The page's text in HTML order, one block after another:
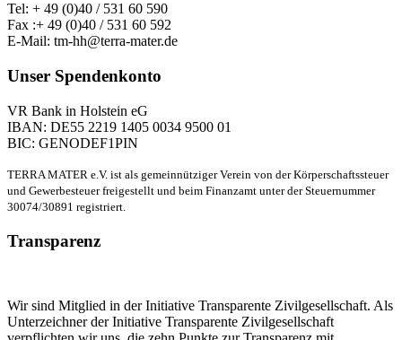
Tel: + 49 (0)40 / 531 60 590
Fax :+ 49 (0)40 / 531 60 592
E-Mail: tm-hh@terra-mater.de
Unser Spendenkonto
VR Bank in Holstein eG
IBAN: DE55 2219 1405 0034 9500 01
BIC: GENODEF1PIN
TERRA MATER e.V. ist als gemeinnütziger Verein von der Körperschaftssteuer
und Gewerbesteuer freigestellt und beim Finanzamt unter der Steuernummer
30074/30891 registriert.
Transparenz
Wir sind Mitglied in der Initiative Transparente Zivilgesellschaft. Als
Unterzeichner der Initiative Transparente Zivilgesellschaft